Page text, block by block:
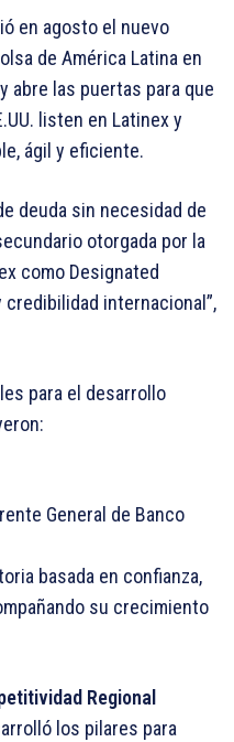
en agosto el nuevo
de América Latina en
abre las puertas para que
listen en Latinex y
ágil y eficiente.
deuda sin necesidad de
otorgada por la
como Designated
internacional”,
para el desarrollo
General de Banco
basada en confianza,
su crecimiento
Regional
los pilares para